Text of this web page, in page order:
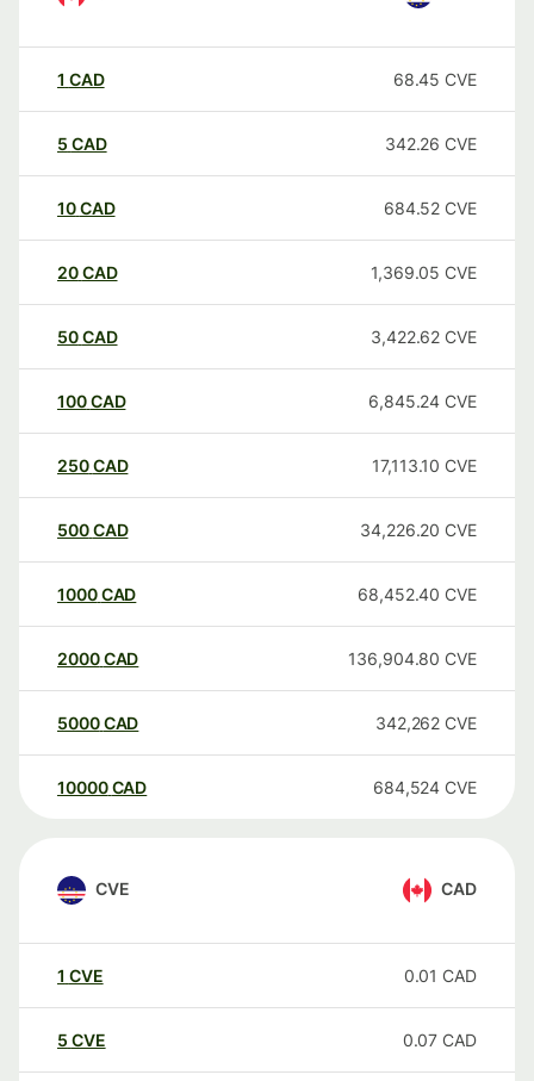
1 CAD 68.45 CVE
5 CAD 342.26 CVE
10CAD 684.52 CVE
20CAD 1,369.05 CVE
50CAD 3,422.62 CVE
100CAD 6,845.24 CVE
250CAD 17,113.10 CVE
500CAD 34,226.20 CVE
1000CAD 68,452.40 CVE
2000CAD 136,904.80 CVE
5000CAD 342,262 CVE
10000 CAD 684,524 CVE
CVE CAD
1 CVE 0.01 CAD
5 CVE 0.07 CAD